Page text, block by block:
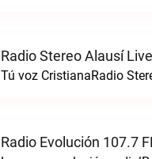
Radio Stereo Alausí Live
Tú voz CristianaRadio
Radio Evolución 107.7